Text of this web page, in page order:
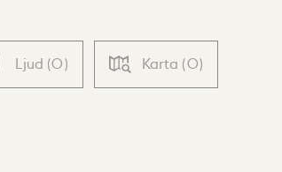
Ljud (0) Karta (0)